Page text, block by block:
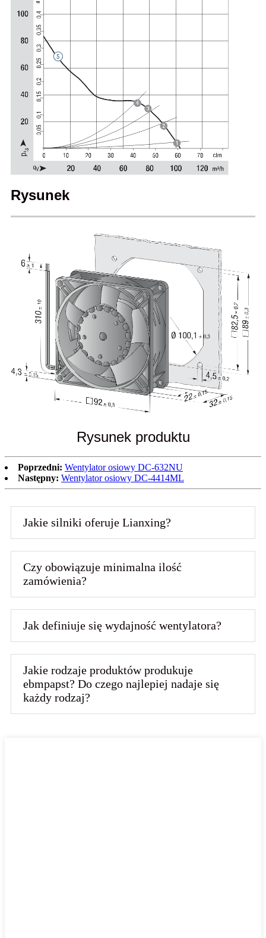
Rysunek
Rysunek produktu
Poprzedni: Wentylator osiowy DC-632NU
Następny: Wentylator osiowy DC-4414ML
Jakie silniki oferuje Lianxing?
Czy obowiązuje minimalna ilość
zamówienia?
Jak definiuje się wydajność wentylatora?
Jakie rodzaje produktów produkuje
ebmpapst? Do czego najlepiej nadaje się
każdy rodzaj?